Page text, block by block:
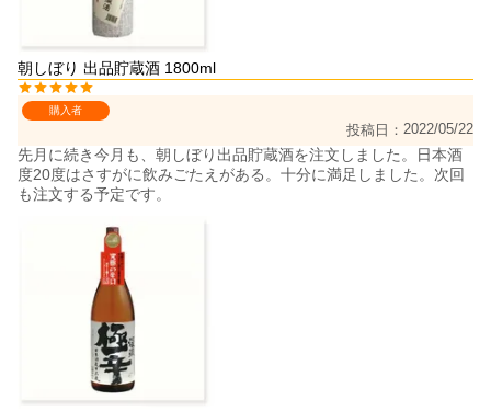
朝しぼり 出品貯蔵酒 1800ml
購入者
投稿日 2022/05/22
先月に続き今月も、朝しぼり出品貯蔵酒を注文しました。日本酒
度20度はさすがに飲みごたえがある。十分に満足しました。次回
も注文する予定です。